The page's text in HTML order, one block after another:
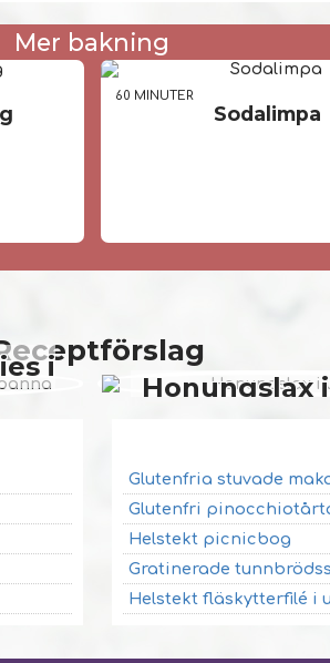
Mer bakning
60 MINUTER
Sodalimpa
i
Honungslax
Glutenfria stuvade
Glutenfri
Helstekt picnicbog
Gratinerade
Helstekt fläskytterfilé i